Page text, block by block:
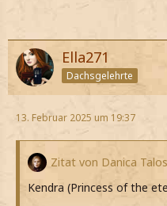
Ella271
Dachsgelehrte
13. Februar 2025 um 19:37
Zitat von Danica Talos
Kendra (Princess of the